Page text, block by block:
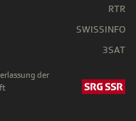
RTR
SWISSINFO
3SAT
der